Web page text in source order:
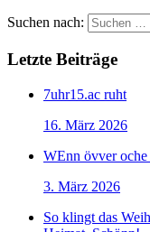
Suchen nach:
Letzte Beiträge
7uhr15.ac ruht
16. März 2026
WEnn övver oche
3. März 2026
So klingt das